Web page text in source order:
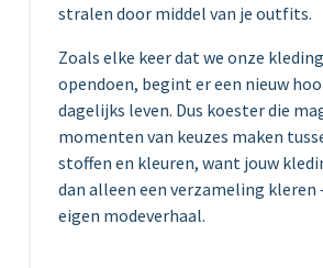
stralen door middel van je outfits.
Zoals elke keer dat we onze
opendoen, begint er een nieuw
dagelijks leven. Dus koester die
momenten van keuzes maken
stoffen en kleuren, want jouw
dan alleen een verzameling kleren
eigen modeverhaal.